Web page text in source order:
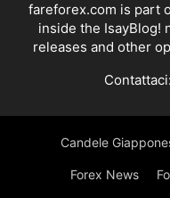
fareforex.com is part
inside the IsayBlog!
releases and other
Contattaci:
Candele
Forex News